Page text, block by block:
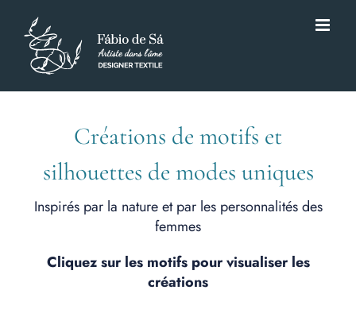
contenu
Créations de motifs et
silhouettes de modes uniques
Inspirés par la nature et par les personnalités des
femmes
Cliquez sur les motifs pour visualiser les
créations